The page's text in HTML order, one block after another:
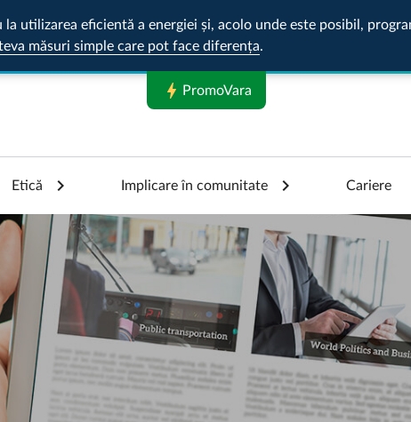
utilizarea eficientă a energiei și, acolo unde este posibil,
măsuri simple care pot face diferența.
Etică Implicare în comunitate Cariere
bolt PromoVara